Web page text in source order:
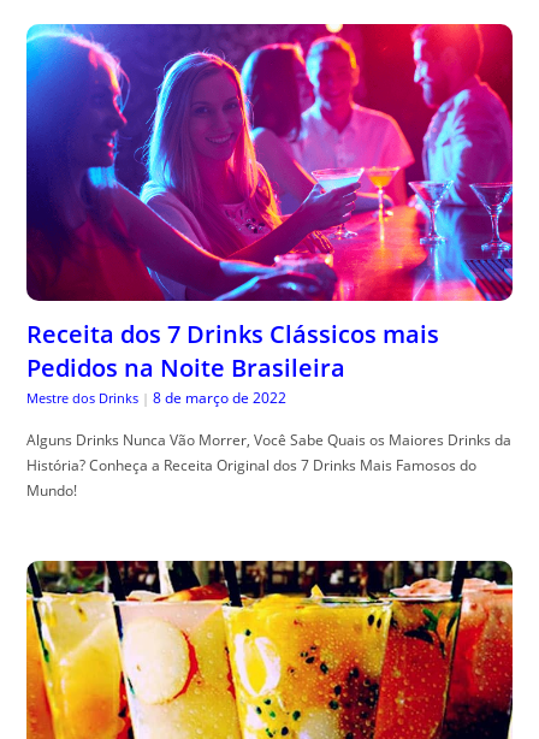
Receita dos 7 Drinks Clássicos mais
Pedidos na Noite Brasileira
Mestre dos Drinks | 8 de março de 2022
Alguns Drinks Nunca Vão Morrer, Você Sabe Quais os Maiores Drinks da
História? Conheça a Receita Original dos 7 Drinks Mais Famosos do
Mundo!